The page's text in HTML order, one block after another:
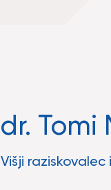
dr. Tomi
Višji raziskovalec